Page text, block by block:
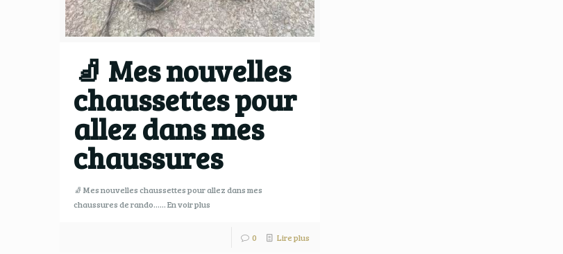
🧦 Mes nouvelles
chaussettes pour
allez dans mes
chaussures
🧦 Mes nouvelles chaussettes pour allez dans mes
chaussures de rando…… En voir plus
0 Lire plus